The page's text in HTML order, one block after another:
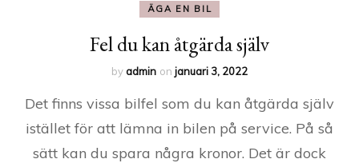
ÄGA EN BIL
Fel du kan åtgärda själv
byadmin on januari 3, 2022
Det finns vissa bilfel som du kan åtgärda själv
istället för att lämna in bilen på service. På så
sätt kan du spara några kronor. Det är dock